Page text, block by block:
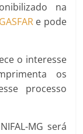
na
e pode
o interesse
os
processo
MG será